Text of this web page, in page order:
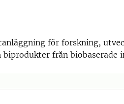
för forskning,
från biobaserade